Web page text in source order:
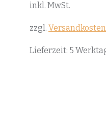
Produkt
weist
Varianten
inkl. MwSt.
zzgl. Versandkosten
Lieferzeit: 5